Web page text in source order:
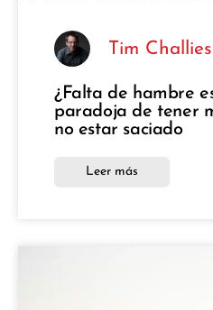
Tim Challies
¿Falta de hambre
paradoja de tener
no estar saciado
Leer más